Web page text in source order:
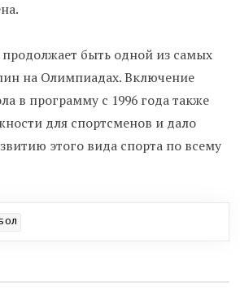
быть одной из самых
на Олимпиадах. Включение
в программу с 1996 года также
для спортсменов и дало
этого вида спорта по всему